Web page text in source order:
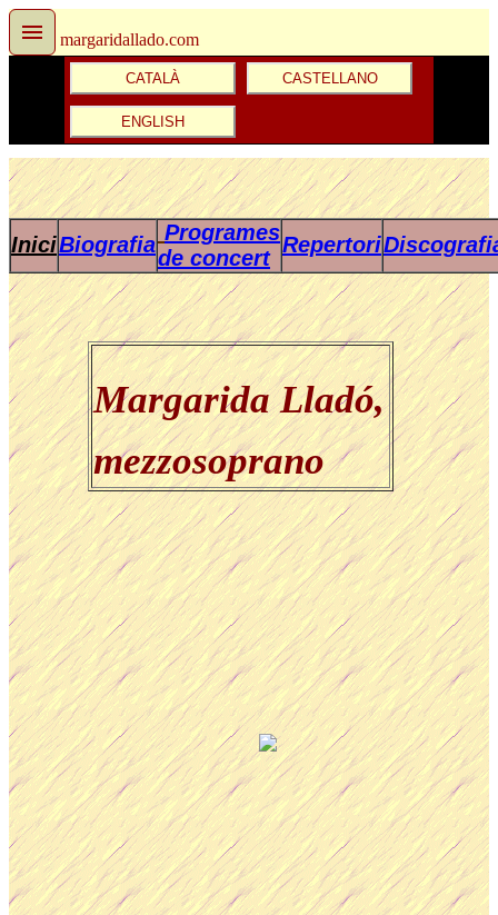
margaridallado.com
CATALÀ CASTELLANO
ENGLISH
IniciBiografia Programes
de concert
Repertori
Margarida Lladó,
mezzosoprano